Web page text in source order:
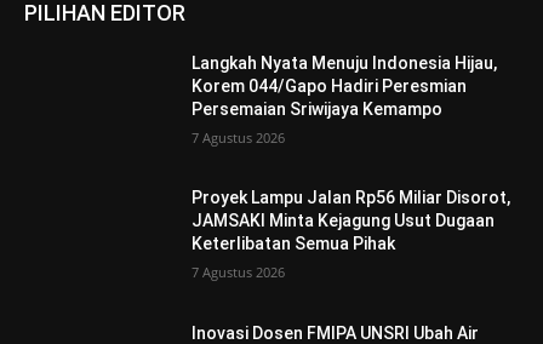
PILIHAN EDITOR
Langkah Nyata Menuju Indonesia Hijau,
Korem 044/Gapo Hadiri Peresmian
Persemaian Sriwijaya Kemampo
7 Agustus 2026
Proyek Lampu Jalan Rp56 Miliar Disorot,
JAMSAKI Minta Kejagung Usut Dugaan
Keterlibatan Semua Pihak
7 Agustus 2026
Inovasi Dosen FMIPA UNSRI Ubah Air